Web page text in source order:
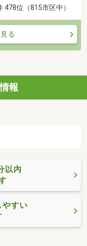
478位（815市区中）
る
報
以内
やすい